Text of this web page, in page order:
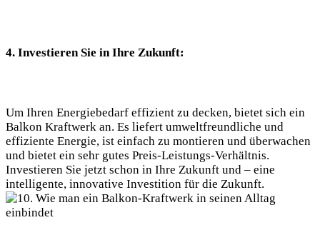
4. Investieren Sie in Ihre ‌Zukunft:
Um Ihren Energiebedarf‌ effizient zu decken, bietet ⁣sich ein
Balkon⁣ Kraftwerk an.⁢ Es liefert umweltfreundliche und
effiziente Energie, ⁤ist einfach zu montieren und​ überwachen
und bietet ein sehr gutes Preis-Leistungs-Verhältnis.
Investieren Sie jetzt schon in Ihre ⁣Zukunft und – eine
intelligente,⁤ innovative Investition‍ für ​die​ Zukunft.